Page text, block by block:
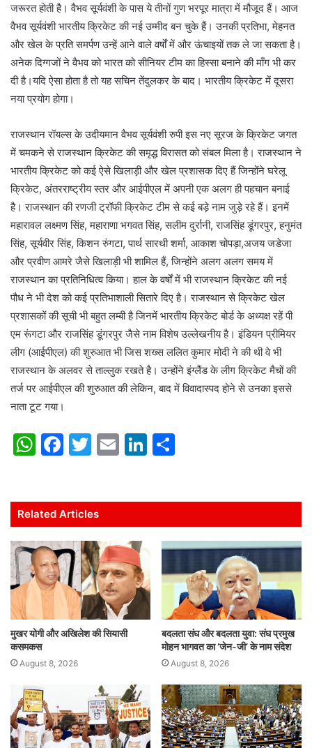
जरूरत होती है। वैभव सूर्यवंशी के पास ये तीनों गुण भरपूर मात्रा में मौजूद हैं। आज
वैभव सूर्यवंशी भारतीय क्रिकेट की नई उम्मीद बन चुके हैं। उनकी प्रतिभा, मेहनत
और खेल के प्रति समर्पण उन्हें आने वाले वर्षों में और ऊंचाइयों तक ले जा सकता है।
अनेक दिग्गजों ने वैभव को भारत को सीनियर टीम का हिस्सा बनाने की माँग भी कर
दी है।यदि ऐसा होता है तो यह सचिन तेंदुलकर के बाद। भारतीय क्रिकेट में दूसरा
नया प्रयोग होगा।
राजस्थान रॉयल्स के उदीयमान वैभव सूर्यवंशी रुपी इस नए सूरज के क्रिकेट जगत
में चमकने से राजस्थान क्रिकेट की समृद्ध विरासत को संबल मिला है। राजस्थान ने
भारतीय क्रिकेट को कई ऐसे खिलाड़ी और खेल प्रशासक दिए हैं जिन्होंने घरेलू
क्रिकेट, अंतरराष्ट्रीय स्तर और आईपीएल में अपनी एक अलग ही पहचान बनाई
है। राजस्थान की रणजी ट्रॉफी क्रिकेट टीम से कई बड़े नाम जुड़े रहे हैं। इनमें
महारावल लक्ष्मण सिंह, महाराणा भगवत सिंह, सलीम दुर्रानी, राजसिंह डूंगरपुर, हनुमंत
सिंह, सूर्यवीर सिंह, किशन रुंगटा, पार्थ सारथी शर्मा, आकाश चोपड़ा,अजय जडेजा
और प्रवीण आमरे जैसे खिलाड़ी भी शामिल हैं, जिन्होंने अलग अलग समय में
राजस्थान का प्रतिनिधित्व किया। हाल के वर्षों में भी राजस्थान क्रिकेट की नई
पौध ने भी देश को कई प्रतिभाशाली सितारे दिए है। राजस्थान से क्रिकेट खेल
प्रशासकों की सूची भी बहुत लम्बी है जिनमें भारतीय क्रिकेट बोर्ड के अध्यक्ष रहें पी
एम रूंगटा और राजसिंह डूंगरपुर जैसे नाम विशेष उल्लेखनीय है। इंडियन प्रीमियर
लीग (आईपीएल) की शुरुआत भी जिस शख्स ललित कुमार मोदी ने की थी वे भी
राजस्थान के अलवर से ताल्लुक रखते है। उन्होंने इंग्लैंड के लीग क्रिकेट मैचों की
तर्ज पर आईपीएल की शुरुआत की लेकिन, बाद में विवादास्पद होने से उनका इससे
नाता टूट गया।
W
s
A
p
p
F
e
b
o
o
k
T
er
E
l
Li
e
dI
n
e
Related Articles
मुखर योगी और अखिलेश की सियासी
कसमकस
August 8, 2026
बदलता संघ और बदलता युवा: संघ प्रमुख
मोहन भागवत का ‘जेन-जी’ के नाम संदेश
August 8, 2026